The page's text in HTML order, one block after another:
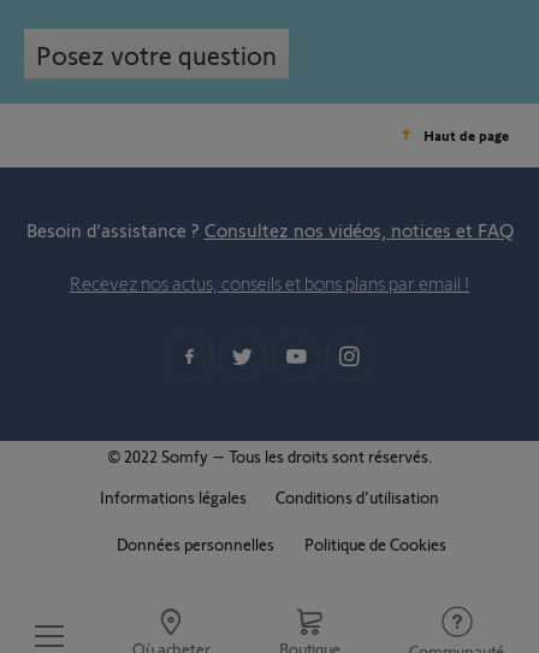
Où acheter Boutique
Posez votre question
Haut de page
Besoin d’assistance ? Consultez nos vidéos, notices et FAQ
Recevez nos actus, conseils et bons plans par email !
© 2022 Somfy – Tous les droits sont réservés.
Informations légales
Conditions d'utilisation
Données personnelles Politique de Cookies